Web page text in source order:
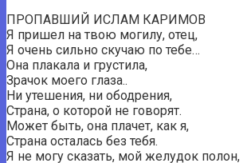
ПРОПАВШИЙ ИСЛАМ КАРИМОВ
Я пришел на твою могилу, отец,
Я очень сильно скучаю по тебе…
Она плакала и грустила,
Зрачок моего глаза..
Ни утешения, ни ободрения,
Страна, о которой не говорят.
Может быть, она плачет, как я,
Страна осталась без тебя.
Я не могу сказать, мой желудок полон,